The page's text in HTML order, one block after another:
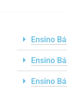
Ensino
Ensino
Ensino